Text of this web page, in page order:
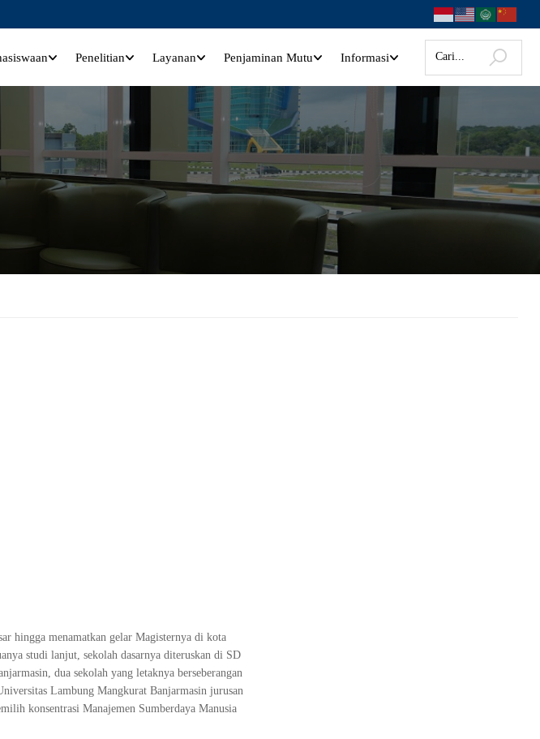
Penelitian Layanan Penjaminan Mutu Informasi
hingga menamatkan gelar Magisternya di kota
studi lanjut, sekolah dasarnya diteruskan di SD
dua sekolah yang letaknya berseberangan
Lambung Mangkurat Banjarmasin jurusan
konsentrasi Manajemen Sumberdaya Manusia